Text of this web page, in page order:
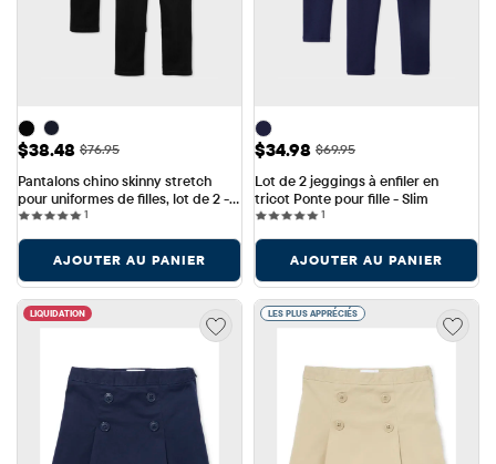
Prix ​​de vente: $38.48
$38.48 Prix ​​d'origine: $76.95
$76.95
Pantalons chino skinny stretch
pour uniformes de filles, lot de 2 -
Coupe slim1
AJOUTER AU PANIER
Prix ​​de vente: $34.98
$34.98 Prix ​​d'origine: $69.95
$69.95
Lot de 2 jeggings à enfiler en
tricot Ponte pour fille - Slim
1
AJOUTER AU PANIER
LIQUIDATION LES PLUS APPRÉCIÉS